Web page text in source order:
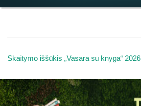
Skaitymo iššūkis „Vasara su knyga“ 2026